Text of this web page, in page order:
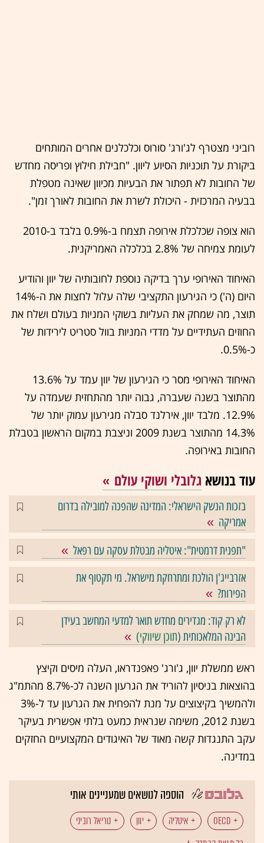
רוביני מצטרף לג'ורג' סורוס וכלכלנים אחרים המותחים
ביקורת על תוכניות הסיוע ליוון. "חבילת חילוץ ופריסה מחדש
של החובות לא תפתור את הבעיות מכיוון שאינה מטפלת
בבעיה המרכזית - היכולת לשרת את החובות לאורך זמן".
הוא צופה שכלכלת אירופה תצמח ב-0.9% בלבד ב-2010
לעומת צמיחה של 2.8% בכלכלה האמריקנית.
האיחוד האירופי ערך בדיקה נוספת לחובותיה של יוון והודיע
היום (ה') כי הגירעון התקציבי שלה עלול לחצות את ה-14%
תוצר, מה שמחק את העליות בשוקי המניות בעולם ושלח את
החוזים העתידיים על מדדי המניות בוול סטריט לירידות של
כ-0.5%.
האיחוד האירופי מסר כי הגירעון של יוון עמד על 13.6%
מהתוצר בשנה שעברה, גבוה יותר מהתחזית שעמדה על
12.9%. מלבד יוון, אירלנד סבלה מגירעון עמוק יותר של
14.3% מהתוצר בשנת 2009 וניצבת במקום הראשון בטבלת
החובות באירופה.
עוד בנושא גלובלי ושוקי עולם
בזכות הנשק הישראלי: המדינה שהפכה למובילה בדרום
אמריקה
"תפנית דרמטית": איטליה מבטלת עסקה עם רפאל
אזרבייג'ן הולכת ומתרחקת מישראל. מי תקטוף את
הפירות?
לא רק קוד: מגדירים מחדש תואר למדעי המחשב בעידן
הבינה המלאכותית (תוכן שיווקי)
ראש ממשלת יוון, ג'ורג' פאפנדראו, העלה מיסים וקיצץ
בהוצאות בניסיון להוריד את הגרעון השנה לכ-8.7% מהתמ"ג
ולהמשיך בקיצוצים על מנת להפחית את הגרעון עד ל-3%
בשנת 2012, משימה שנראית כמעט בלתי אפשרית בעיקר
עקב התנגדות קשה מאוד של האיגודים המקצועיים החזקים
במדינה.
הוספה לנושאים שמעניינים אותי
OECD איטליה יוון
נוריאל רוביני